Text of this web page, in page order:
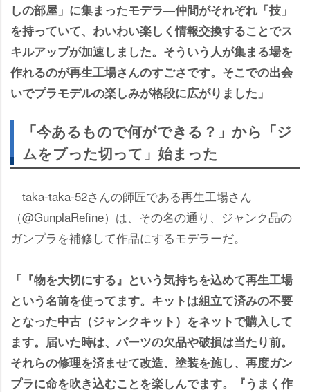
しの部屋」に集まったモデラ―仲間がそれぞれ「技」
を持っていて、わいわい楽しく情報交換することでス
キルアップが加速しました。そういう人が集まる場を
作れるのが再生工場さんのすごさです。そこでの出会
いでプラモデルの楽しみが格段に広がりました」
「今あるもので何ができる？」から「ジ
ムをブった切って」始まった
taka-taka-52さんの師匠である再生工場さん
（@GunplaRefine）は、その名の通り、ジャンク品の
ガンプラを補修して作品にするモデラーだ。
「『物を大切にする』という気持ちを込めて再生工場
という名前を使ってます。キットは組立て済みの不要
となった中古（ジャンクキット）をネットで購入して
ます。届いた時は、パーツの欠品や破損は当たり前。
それらの修理を済ませて改造、塗装を施し、再度ガン
プラに命を吹き込むことを楽しんでます。『うまく作